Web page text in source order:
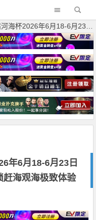
6月23日启幕，赴东营六月之约，解锁赶海观海极致体验
年6月18-6月23日
赶海观海极致体验